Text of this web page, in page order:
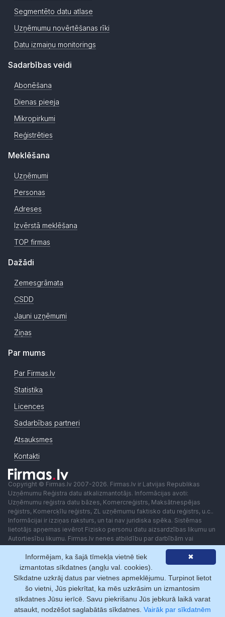
Segmentēto datu atlase
Uzņēmumu novērtēšanas rīki
Datu izmaiņu monitorings
Sadarbības veidi
Abonēšana
Dienas pieeja
Mikropirkumi
Reģistrēties
Meklēšana
Uzņēmumi
Personas
Adreses
Izvērstā meklēšana
TOP firmas
Dažādi
Zemesgrāmata
CSDD
Jauni uzņēmumi
Ziņas
Par mums
Par Firmas.lv
Statistika
Licences
Sadarbības partneri
Atsauksmes
Kontakti
Copyright © Firmas.lv 2007-2026. Firmas.lv ir Latvijas Republikas
Uzņēmumu Reģistra datu atkalizmantotājs. Informācijas avoti:
Uzņēmumu reģistra datu bāzes, Komercreģistrs, Maksātnespējas
reģistrs, Komercķīlu reģistrs, ZL uzņēmumu faktisko datu reģistrs, u.c..
Informācijai ir izziņas raksturs, un tai nav juridiska spēka. Sistēmas
lietotājs apņemas ievērot Fizisko personu datu aizsardzības likumu un
Autortiesību likumu. Firmas.lv nenes atbildību par darbībām vai
lēmumiem, kas balstīti uz saņemto pakalpojumu. Lietotājam aizliegts
izmantot jebkādas automatizētas sistēmas vai iekārtas (robotus)
piekļuvei sistēmai bez rakstiskas saskaņošanas ar Firmas.lv. Galvenā
redaktore: Ingūna Pempere.
Lietošanas noteikumi
Privātuma politika Norēķini ar
✖
Informējam, ka šajā tīmekļa vietnē tiek
izmantotas sīkdatnes (angļu val. cookies).
Sīkdatne uzkrāj datus par vietnes apmeklējumu. Turpinot lietot
šo vietni, Jūs piekrītat, ka mēs uzkrāsim un izmantosim
sīkdatnes Jūsu ierīcē. Savu piekrišanu Jūs jebkurā laikā varat
atsaukt, nodzēšot saglabātās sīkdatnes. Vairāk par sīkdatnēm